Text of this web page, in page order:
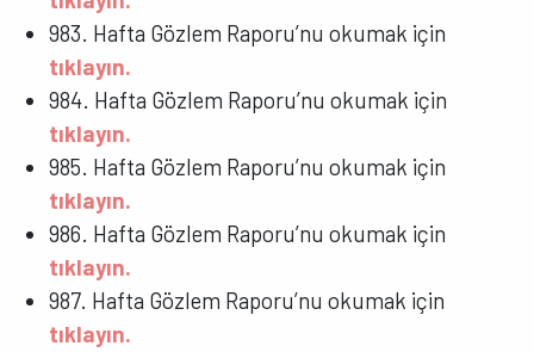
983. Hafta Gözlem Raporu’nu okumak için
tıklayın.
984. Hafta Gözlem Raporu’nu okumak için
tıklayın.
985. Hafta Gözlem Raporu’nu okumak için
tıklayın.
986. Hafta Gözlem Raporu’nu okumak için
tıklayın.
987. Hafta Gözlem Raporu’nu okumak için
tıklayın.